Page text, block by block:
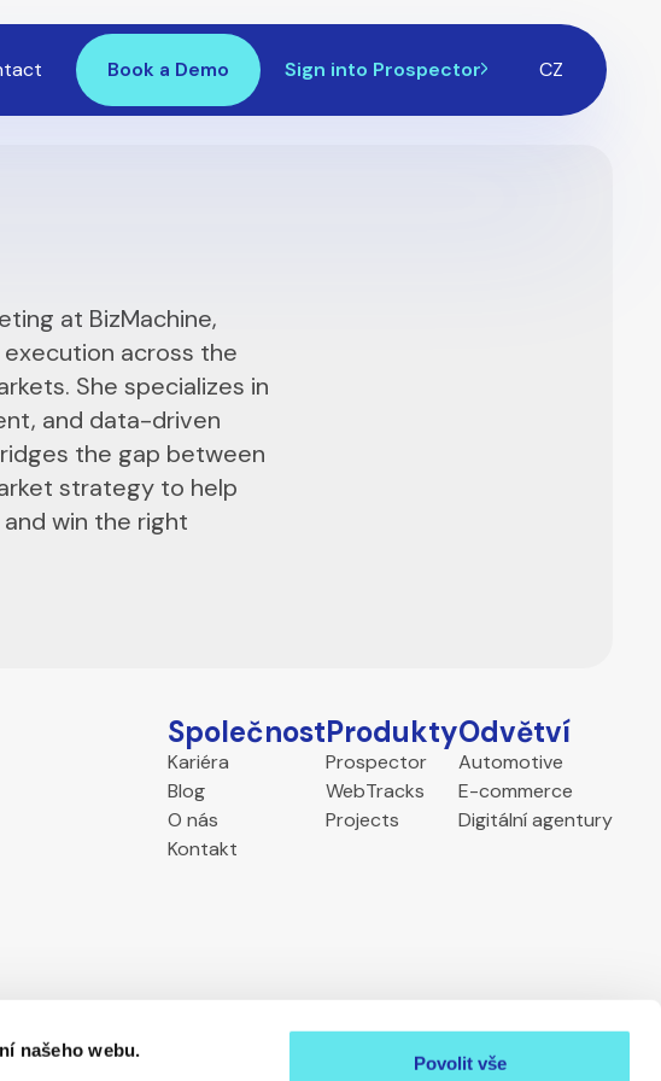
našeho webu.
Povolit vše
Book a Demo Sign into Prospector CZ
at BizMachine,
across the
She specializes in
and data-driven
the gap between
strategy to help
win the right
Společnost
Kariéra
Blog
O nás
Kontakt
Produkty
Prospector
WebTracks
Projects
Odvětví
Automotive
E-commerce
Digitální agentury